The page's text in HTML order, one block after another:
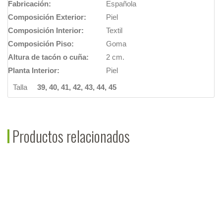
Fabricación:
Española
Composición Exterior:
Piel
Composición Interior:
Textil
Composición Piso:
Goma
Altura de tacón o cuña:
2 cm.
Planta Interior:
Piel
Talla
39, 40, 41, 42, 43, 44, 45
Productos relacionados